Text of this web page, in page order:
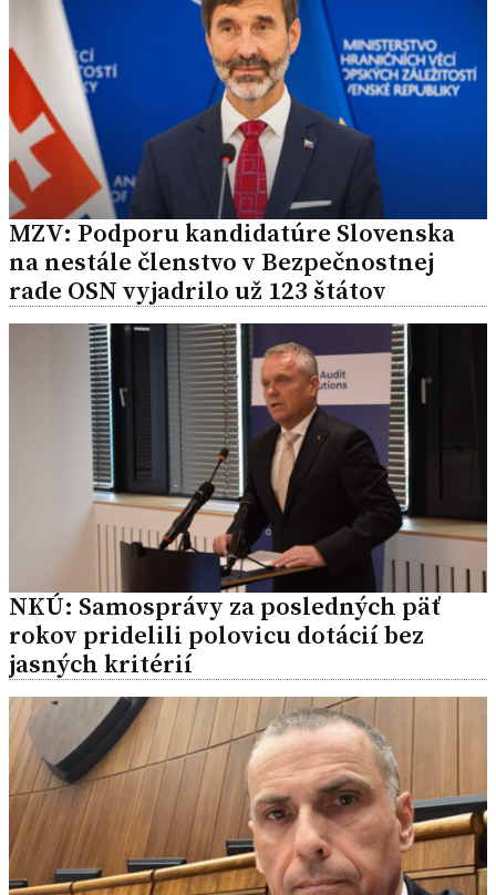
MZV: Podporu kandidatúre Slovenska
na nestále členstvo v Bezpečnostnej
rade OSN vyjadrilo už 123 štátov
NKÚ: Samosprávy za posledných päť
rokov pridelili polovicu dotácií bez
jasných kritérií